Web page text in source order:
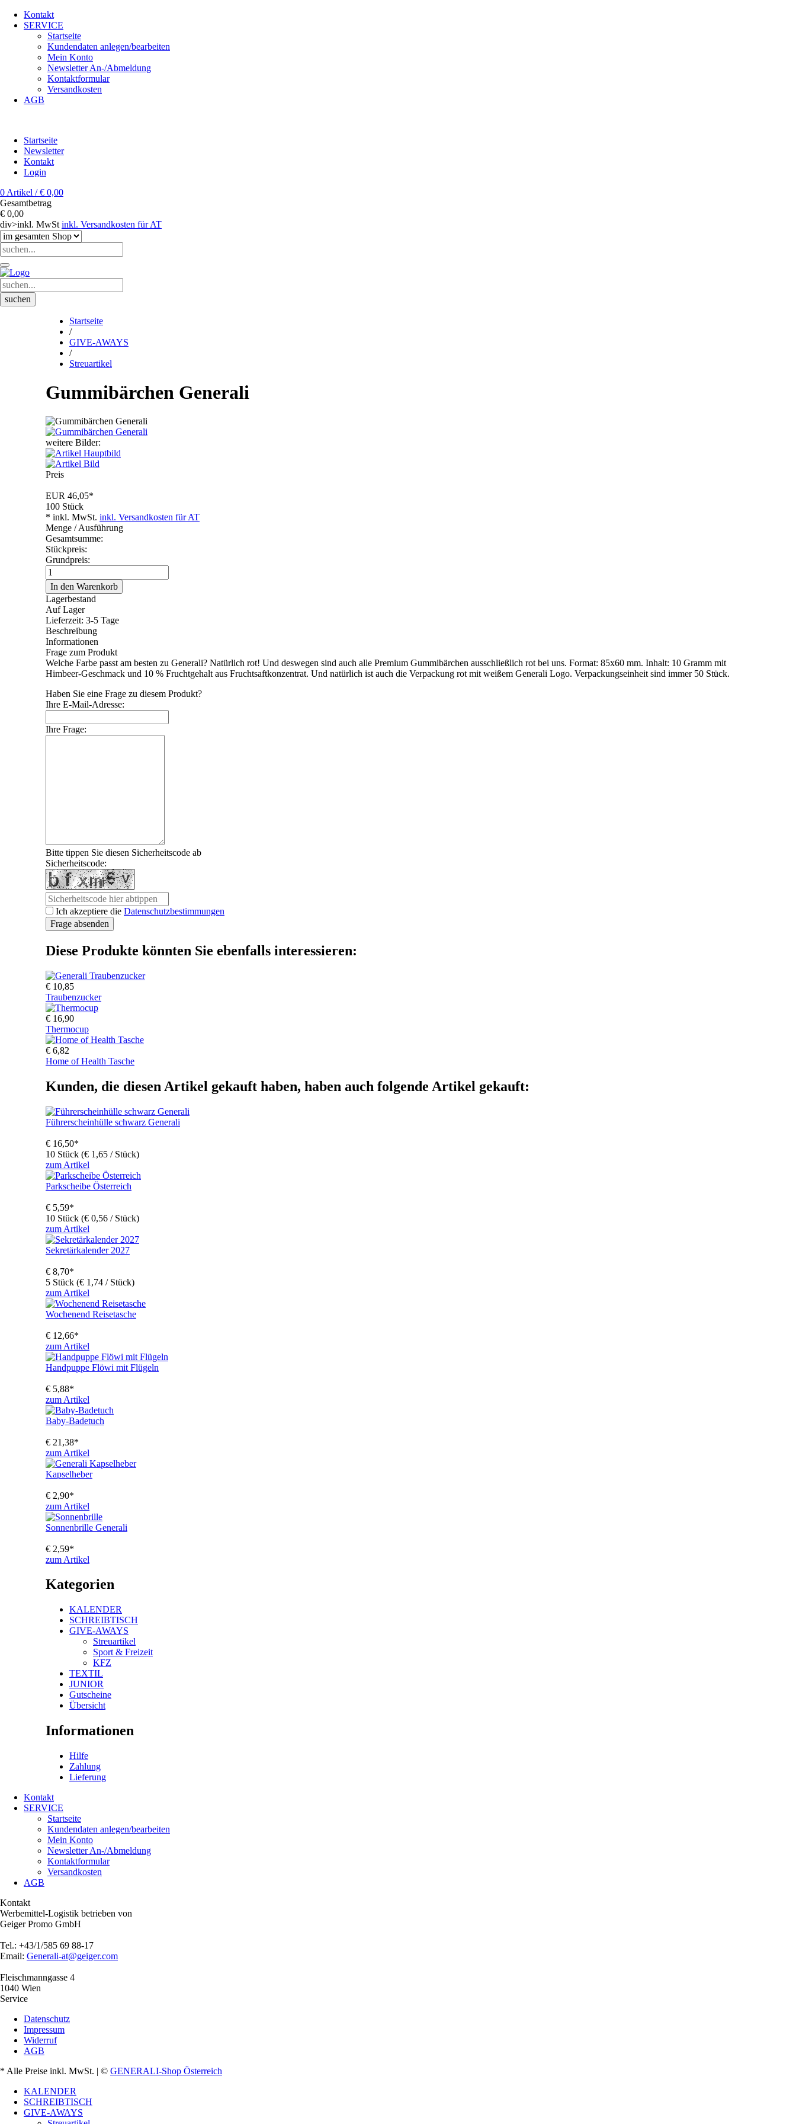
Kontakt
SERVICE
Startseite
Kundendaten anlegen/bearbeiten
Mein Konto
Newsletter An-/Abmeldung
Kontaktformular
Versandkosten
AGB
Startseite
Newsletter
Kontakt
Login
0 Artikel / € 0,00
Gesamtbetrag
€ 0,00
div>inkl. MwSt inkl. Versandkosten für AT
Startseite
/
GIVE-AWAYS
/
Streuartikel
Gummibärchen Generali
weitere Bilder:
Preis
EUR 46,05*
100 Stück
* inkl. MwSt. inkl. Versandkosten für AT
Menge / Ausführung
Gesamtsumme:
Stückpreis:
Grundpreis:
Lagerbestand
Auf Lager
Lieferzeit: 3-5 Tage
Beschreibung
Informationen
Frage zum Produkt
Welche Farbe passt am besten zu Generali? Natürlich rot! Und deswegen sind auch alle Premium Gummibärchen ausschließlich rot bei uns. Format: 85x60 mm. Inhalt: 10 Gramm mit
Himbeer-Geschmack und 10 % Fruchtgehalt aus Fruchtsaftkonzentrat. Und natürlich ist auch die Verpackung rot mit weißem Generali Logo. Verpackungseinheit sind immer 50 Stück.
Haben Sie eine Frage zu diesem Produkt?
Ihre E-Mail-Adresse:
Ihre Frage:
Bitte tippen Sie diesen Sicherheitscode ab
Sicherheitscode:
Ich akzeptiere die Datenschutzbestimmungen
Diese Produkte könnten Sie ebenfalls interessieren:
€ 10,85
Traubenzucker
€ 16,90
Thermocup
€ 6,82
Home of Health Tasche
Kunden, die diesen Artikel gekauft haben, haben auch folgende Artikel gekauft:
Führerscheinhülle schwarz Generali
€ 16,50*
10 Stück (€ 1,65 / Stück)
zum Artikel
Parkscheibe Österreich
€ 5,59*
10 Stück (€ 0,56 / Stück)
zum Artikel
Sekretärkalender 2027
€ 8,70*
5 Stück (€ 1,74 / Stück)
zum Artikel
Wochenend Reisetasche
€ 12,66*
zum Artikel
Handpuppe Flöwi mit Flügeln
€ 5,88*
zum Artikel
Baby-Badetuch
€ 21,38*
zum Artikel
Kapselheber
€ 2,90*
zum Artikel
Sonnenbrille Generali
€ 2,59*
zum Artikel
Kategorien
KALENDER
SCHREIBTISCH
GIVE-AWAYS
Streuartikel
Sport & Freizeit
KFZ
TEXTIL
JUNIOR
Gutscheine
Übersicht
Informationen
Hilfe
Zahlung
Lieferung
Kontakt
SERVICE
Startseite
Kundendaten anlegen/bearbeiten
Mein Konto
Newsletter An-/Abmeldung
Kontaktformular
Versandkosten
AGB
Kontakt
Werbemittel-Logistik betrieben von
Geiger Promo GmbH
Tel.: +43/1/585 69 88-17
Email: Generali-at@geiger.com
Fleischmanngasse 4
1040 Wien
Service
Datenschutz
Impressum
Widerruf
AGB
* Alle Preise inkl. MwSt. | © GENERALI-Shop Österreich
KALENDER
SCHREIBTISCH
GIVE-AWAYS